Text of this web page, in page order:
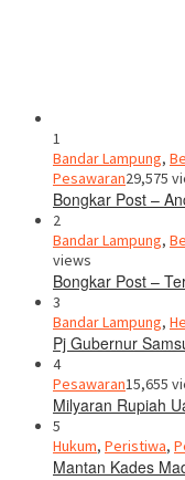
1
Bandar Lampung,
Pesawaran29,575
Bongkar Post –
2
Bandar Lampung,
views
Bongkar Post –
3
Bandar Lampung,
Pj Gubernur
4
Pesawaran15,655
Milyaran Rupiah
5
Hukum, Peristiwa,
Mantan Kades